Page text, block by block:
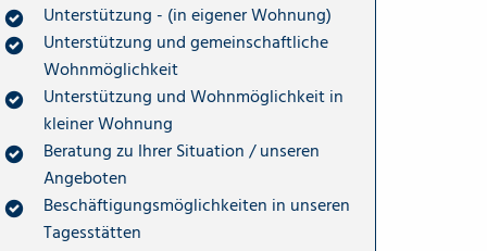
Unterstützung - (in eigener Wohnung)
Unterstützung und gemeinschaftliche
Wohnmöglichkeit
Unterstützung und Wohnmöglichkeit in
kleiner Wohnung
Beratung zu Ihrer Situation / unseren
Angeboten
Beschäftigungsmöglichkeiten in unseren
Tagesstätten